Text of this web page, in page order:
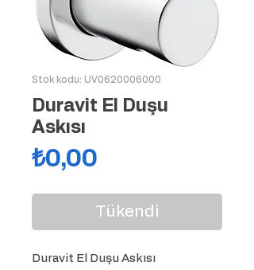
Stok kodu: UV0620006000
Duravit El Duşu
Askısı
₺0,00
Tükendi
Duravit El Duşu Askısı